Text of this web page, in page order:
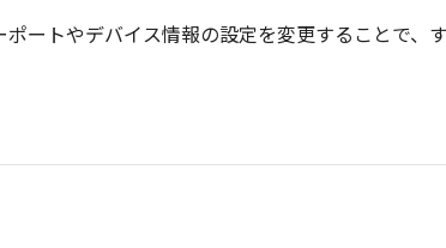
ートやデバイス情報の設定を変更することで、